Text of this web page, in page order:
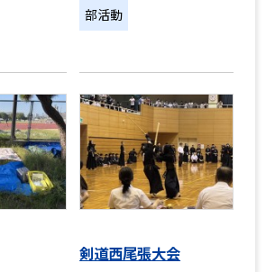
部活動
剣道西尾張大会